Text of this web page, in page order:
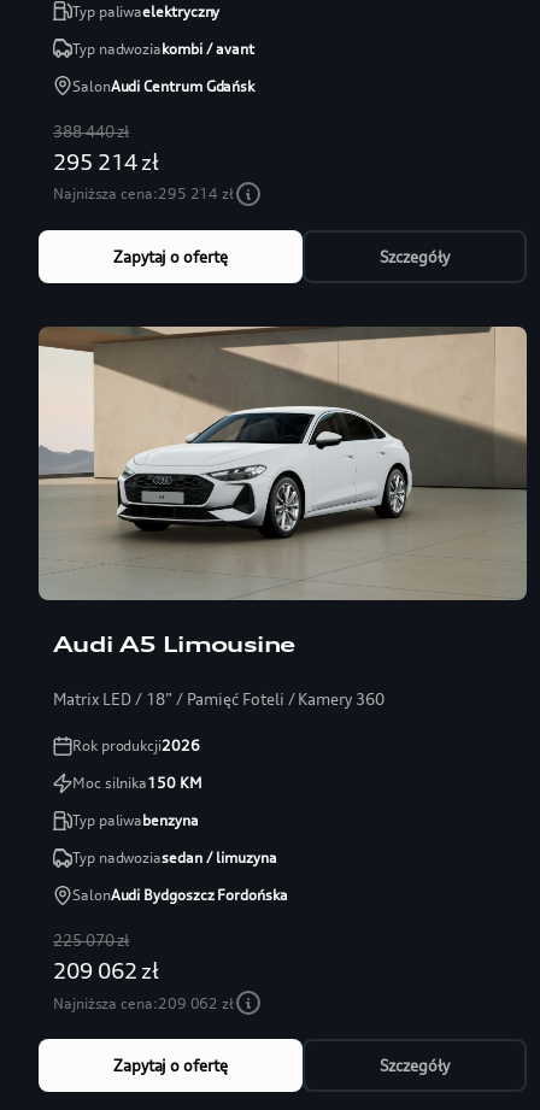
Typ paliwaelektryczny
Typ nadwoziakombi / avant
SalonAudi Centrum Gdańsk
388 440 zł
295 214 zł
Najniższa cena:295 214 zł
Zapytaj o ofertę Szczegóły
Audi A5 Limousine
Matrix LED / 18” / Pamięć Foteli / Kamery 360
Rok produkcji2026
Moc silnika150KM
Typ paliwabenzyna
Typ nadwoziasedan / limuzyna
SalonAudi Bydgoszcz Fordońska
225 070 zł
209 062 zł
Najniższa cena:209 062 zł
Zapytaj o ofertę Szczegóły